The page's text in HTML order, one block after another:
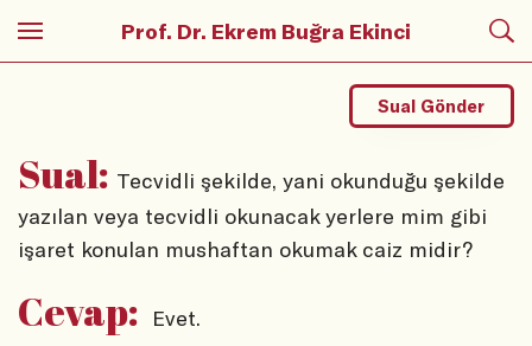
Prof. Dr. Ekrem Buğra Ekinci
Sual: Tecvidli şekilde, yani okunduğu şekilde
yazılan veya tecvidli okunacak yerlere mim gibi
işaret konulan mushaftan okumak caiz midir?
Sual Gönder
Cevap: Evet.